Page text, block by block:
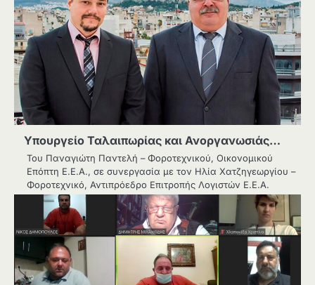
Υπουργείο Ταλαιπωρίας και Ανοργανωσιάς…
Του Παναγιώτη Παντελή – Φοροτεχνικού, Οικονομικού
Επόπτη Ε.Ε.Α., σε συνεργασία με τον Ηλία Χατζηγεωργίου –
Φοροτεχνικό, Αντιπρόεδρο Επιτροπής Λογιστών Ε.Ε.Α.